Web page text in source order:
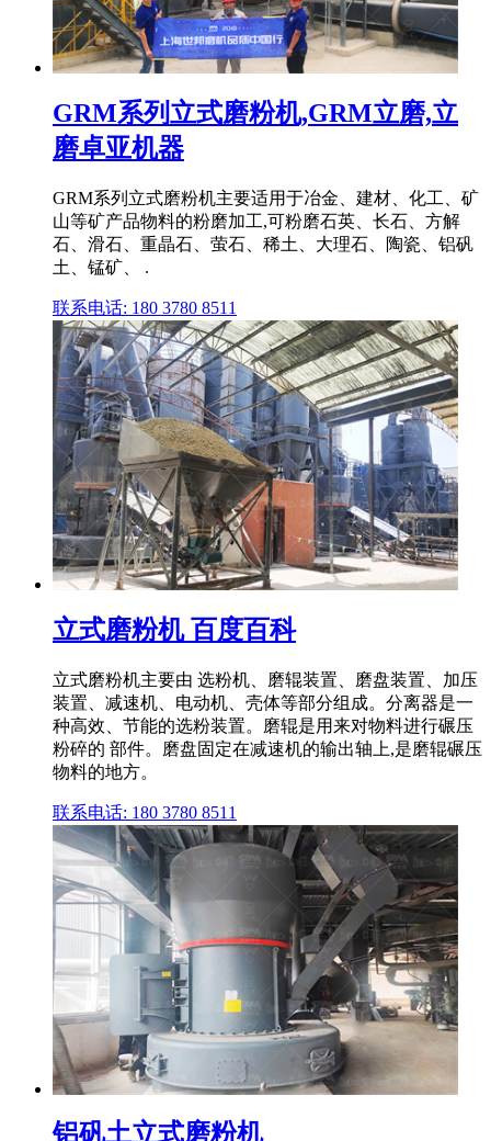
GRM系列立式磨粉机,GRM立磨,立
磨卓亚机器
GRM系列立式磨粉机主要适用于冶金、建材、化工、矿
山等矿产品物料的粉磨加工,可粉磨石英、长石、方解
石、滑石、重晶石、萤石、稀土、大理石、陶瓷、铝矾
土、锰矿、 .
联系电话: 180 3780 8511
立式磨粉机 百度百科
立式磨粉机主要由 选粉机、磨辊装置、磨盘装置、加压
装置、减速机、电动机、壳体等部分组成。分离器是一
种高效、节能的选粉装置。磨辊是用来对物料进行碾压
粉碎的 部件。磨盘固定在减速机的输出轴上,是磨辊碾压
物料的地方。
联系电话: 180 3780 8511
铝矾土立式磨粉机